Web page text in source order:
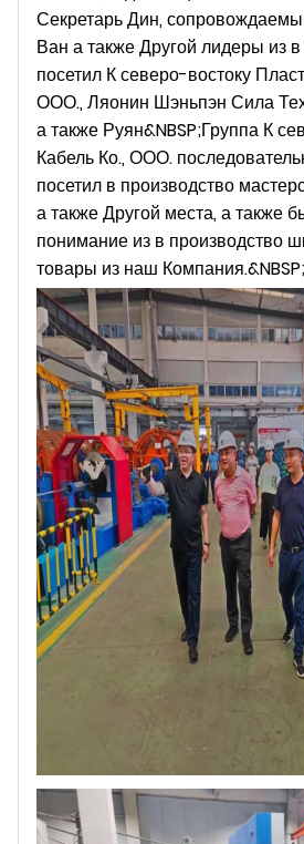
Секретарь Дин,
Ван а также Другой лидеры из
посетил К северо-востоку
ООО., Ляонин Шэньпэн Сила
а также Руян&NBSP;Группа К
Кабель Ко., ООО.
посетил в производство
а также Другой места, а также
понимание из в производство
товары из наш Компания.&NBSP;